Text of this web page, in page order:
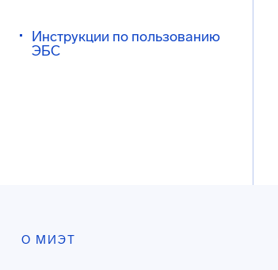
Инструкции по пользованию
ЭБС
О МИЭТ